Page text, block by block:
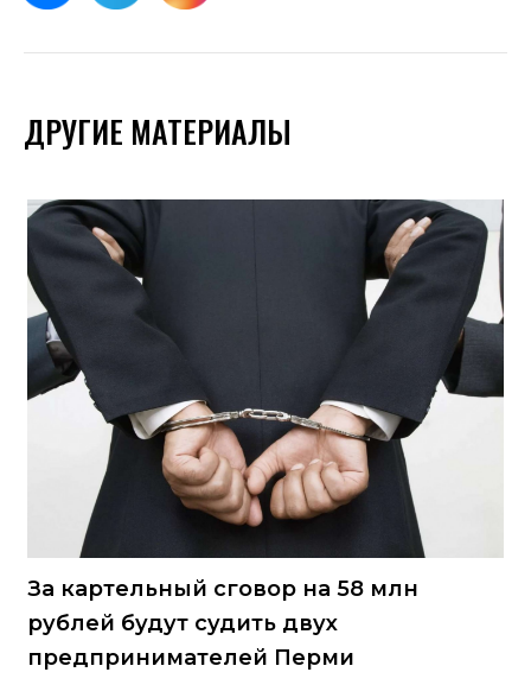
ДРУГИЕ МАТЕРИАЛЫ
За картельный сговор на 58 млн
рублей будут судить двух
предпринимателей Перми